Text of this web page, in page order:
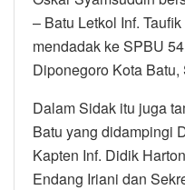
– Batu Letkol Inf.
mendadak ke SPBU
Diponegoro Kota
Dalam Sidak itu juga
Batu yang didampingi
Kapten Inf. Didik
Endang Iriani dan